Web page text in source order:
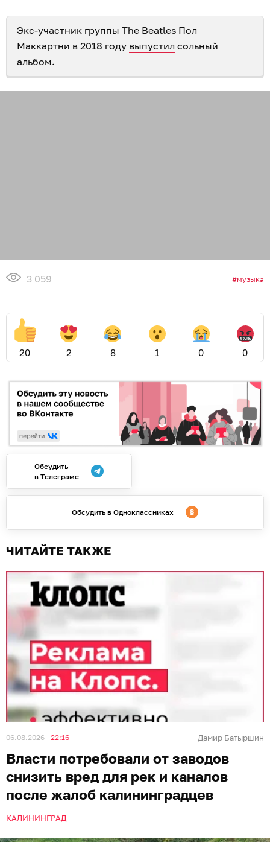
Экс-участник группы The Beatles Пол
Маккартни в 2018 году выпустил сольный
альбом.
3 059 музыка
20 2 8 1 0 0
Обсудить
в Телеграме
Обсудить в Одноклассниках
ЧИТАЙТЕ ТАКЖЕ
06.08.2026 22:16 Дамир Батыршин
Власти потребовали от заводов
снизить вред для рек и каналов
после жалоб калининградцев
КАЛИНИНГРАД